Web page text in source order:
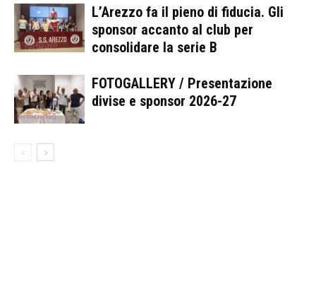
L’Arezzo fa il pieno di fiducia. Gli
sponsor accanto al club per
consolidare la serie B
FOTOGALLERY / Presentazione
divise e sponsor 2026-27